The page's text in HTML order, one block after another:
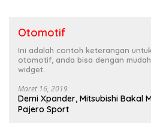
Otomotif
Ini adalah contoh keterangan
otomotif, anda bisa dengan
widget.
Maret 16, 2019
Demi Xpander, Mitsubishi Bakal
Pajero Sport